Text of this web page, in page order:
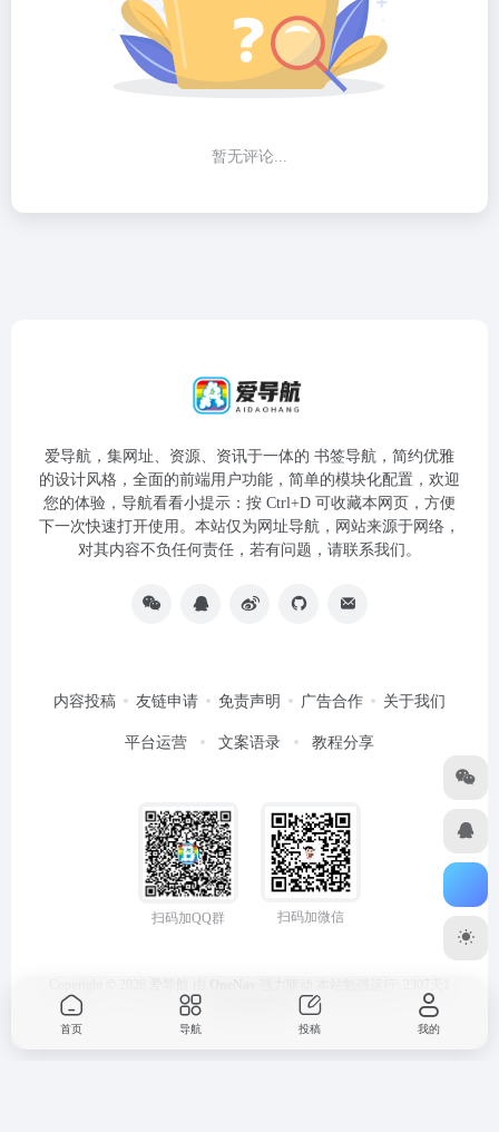
暂无评论...
爱导航，集网址、资源、资讯于一体的 书签导航，简约优雅
的设计风格，全面的前端用户功能，简单的模块化配置，欢迎
您的体验，导航看看小提示：按 Ctrl+D 可收藏本网页，方便
下一次快速打开使用。本站仅为网址导航，网站来源于网络，
对其内容不负任何责任，若有问题，请联系我们。
内容投稿 友链申请 免责声明 广告合作 关于我们
平台运营 文案语录 教程分享
扫码加QQ群 扫码加微信
首页 导航 投稿 我的